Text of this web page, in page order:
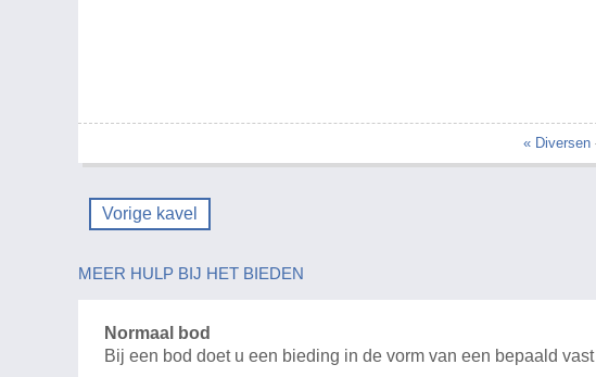
« Diversen
Vorige kavel
MEER HULP BIJ HET BIEDEN
Normaal bod
Bij een bod doet u een bieding in de vorm van een bepaald